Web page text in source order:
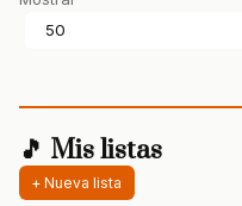
🎵 Mis listas
+ Nueva lista